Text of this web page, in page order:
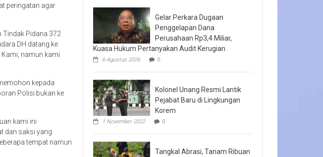
peringatan agar
Tindak Pidana 372
DH datang ke
namun kami
kepada
Polisi bukan ke
kami ini
dan saksi yang
tempat namun
Gelar Perkara Dugaan
Penggelapan Dana
Perusahaan Rp3,4 Miliar,
Kuasa Hukum Pertanyakan Audit Kerugian
6 Agustus 2026 0
Kolonel Unang Resmi Lantik
Pejabat Baru di Lingkungan
Korem
1 November 2022 0
Tangkal Abrasi, Tanam Ribuan